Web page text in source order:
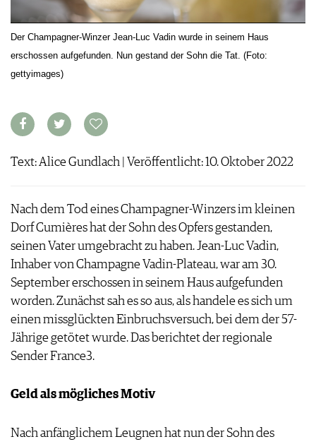
VORTEILSWELT
ARCHIV
ANMELDEN
VORTEILSWELT
ABO
NEWSLETTER
WINE TRADE CLUB
JOBS
WERBUNG
PRESSE
AGB & DATENSCHUTZ
Der Champagner-Winzer Jean-Luc Vadin wurde in seinem Haus
erschossen aufgefunden. Nun gestand der Sohn die Tat. (Foto:
gettyimages)
Text: Alice Gundlach | Veröffentlicht: 10. Oktober 2022
Nach dem Tod eines Champagner-Winzers im kleinen
Dorf Cumières hat der Sohn des Opfers gestanden,
seinen Vater umgebracht zu haben. Jean-Luc Vadin,
Inhaber von Champagne Vadin-Plateau, war am 30.
September erschossen in seinem Haus aufgefunden
worden. Zunächst sah es so aus, als handele es sich um
einen missglückten Einbruchsversuch, bei dem der 57-
Jährige getötet wurde. Das berichtet der regionale
Sender France3.
Geld als mögliches Motiv
Nach anfänglichem Leugnen hat nun der Sohn des